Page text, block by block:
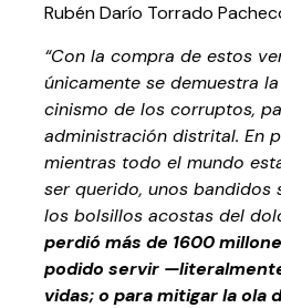
Rubén Darío Torrado
“Con la compra de estos
únicamente se demuestra
cinismo de los corruptos,
administración distrital. En
mientras todo el mundo
ser querido, unos bandidos
los bolsillos acostas del
perdió más de 1600
podido servir
vidas; o para mitigar la ola